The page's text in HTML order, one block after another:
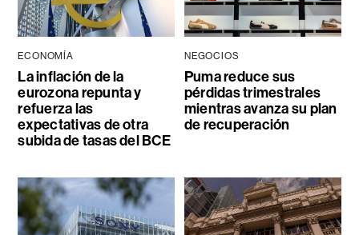
ECONOMÍA
La inflación de la
eurozona repunta y
refuerza las
expectativas de otra
subida de tasas del BCE
NEGOCIOS
Puma reduce sus
pérdidas trimestrales
mientras avanza su plan
de recuperación